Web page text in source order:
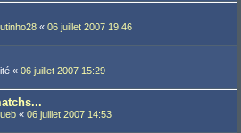
« 06 juillet 2007 19:46
« 06 juillet 2007 15:29
« 06 juillet 2007 14:53